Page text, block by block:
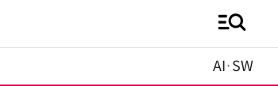
AI·SW